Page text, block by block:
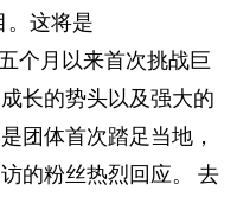
这将是
个月以来首次挑战巨
长的势头以及强大的
团体首次踏足当地，
的粉丝热烈回应。 去